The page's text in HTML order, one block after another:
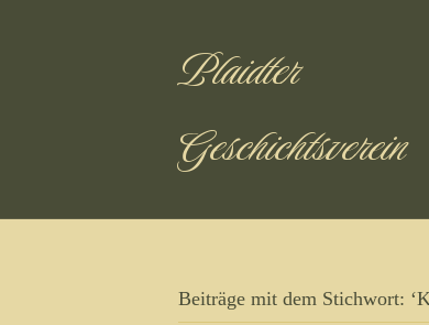
Plaidter
Geschichtsverein
Beiträge mit dem Stichwort: